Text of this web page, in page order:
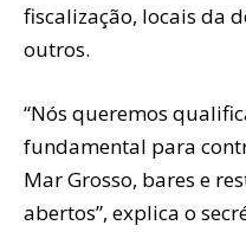
fiscalização, locais da
outros.
“Nós queremos
fundamental para
Mar Grosso, bares e
abertos”, explica o